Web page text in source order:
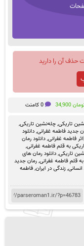
حذف آن را دارید
34,900 0 کامنت
تاریکی,چله‌نشین تاریکی,
جدید فاطمه غفرانی,دانلود
,دانلود رمان
به قلم فاطمه غفرانی,
تاریکی,دانلود رمان های
قلم فاطمه غفرانی,رمان جدید
,زندگی در ایران,فاطمه